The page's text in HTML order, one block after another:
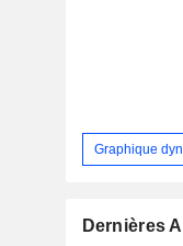
Graphique
Dernières